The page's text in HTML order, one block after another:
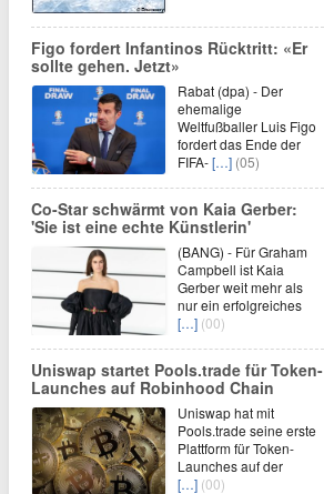
Figo fordert Infantinos Rücktritt: «Er
sollte gehen. Jetzt»
Rabat (dpa) - Der
ehemalige
Weltfußballer Luis Figo
fordert das Ende der
FIFA-[…] (05)
Co-Star schwärmt von Kaia Gerber:
'Sie ist eine echte Künstlerin'
(BANG) - Für Graham
Campbell ist Kaia
Gerber weit mehr als
nur ein erfolgreiches
[…] (00)
Uniswap startet Pools.trade für Token-
Launches auf Robinhood Chain
Uniswap hat mit
Pools.trade seine erste
Plattform für Token-
Launches auf der
[…] (00)